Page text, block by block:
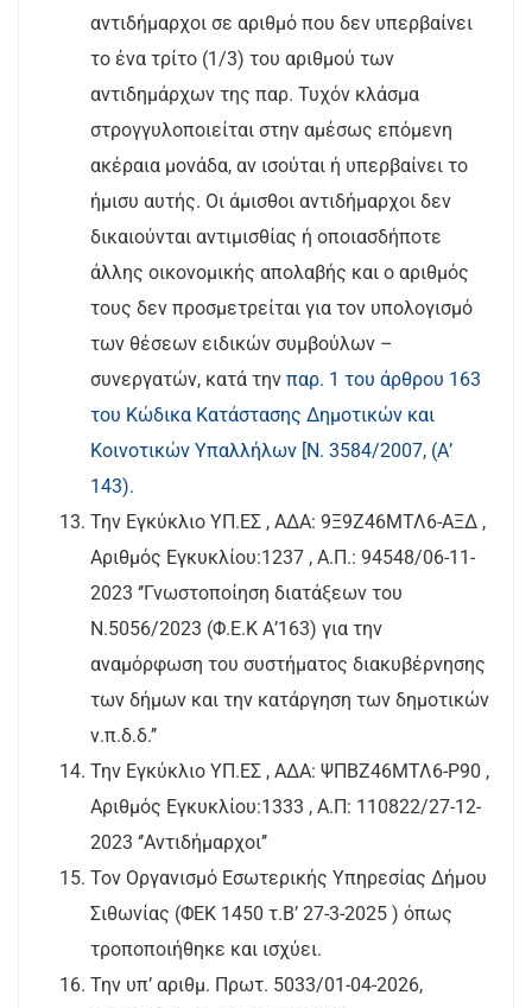
αντιδήμαρχοι σε αριθμό που δεν υπερβαίνει
το ένα τρίτο (1/3) του αριθμού των
αντιδημάρχων της παρ. Τυχόν κλάσμα
στρογγυλοποιείται στην αμέσως επόμενη
ακέραια μονάδα, αν ισούται ή υπερβαίνει το
ήμισυ αυτής. Οι άμισθοι αντιδήμαρχοι δεν
δικαιούνται αντιμισθίας ή οποιασδήποτε
άλλης οικονομικής απολαβής και ο αριθμός
τους δεν προσμετρείται για τον υπολογισμό
των θέσεων ειδικών συμβούλων –
συνεργατών, κατά την παρ. 1 του άρθρου 163
του Κώδικα Κατάστασης Δημοτικών και
Κοινοτικών Υπαλλήλων [Ν. 3584/2007, (Α’
143).
Την Εγκύκλιο ΥΠ.ΕΣ , ΑΔΑ: 9Ξ9Ζ46ΜΤΛ6-ΑΞΔ ,
Αριθμός Εγκυκλίου:1237 , Α.Π.: 94548/06-11-
2023 ‘’Γνωστοποίηση διατάξεων του
Ν.5056/2023 (Φ.Ε.Κ Α’163) για την
αναμόρφωση του συστήματος διακυβέρνησης
των δήμων και την κατάργηση των δημοτικών
ν.π.δ.δ.’’
Την Εγκύκλιο ΥΠ.ΕΣ , ΑΔΑ: ΨΠΒΖ46ΜΤΛ6-Ρ90 ,
Αριθμός Εγκυκλίου:1333 , A.Π: 110822/27-12-
2023 ‘’Αντιδήμαρχοι’’
Τον Οργανισμό Εσωτερικής Υπηρεσίας Δήμου
Σιθωνίας (ΦΕΚ 1450 τ.Β’ 27-3-2025 ) όπως
τροποποιήθηκε και ισχύει.
Την υπ’ αριθμ. Πρωτ. 5033/01-04-2026,